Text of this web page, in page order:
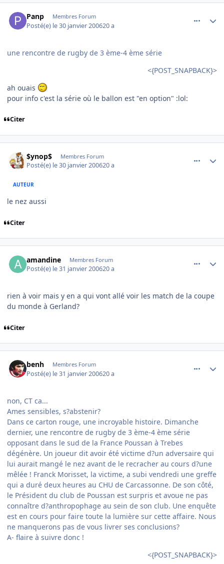
Panp Membres Forum
Posté(e) le 30 janvier 200620 a
une rencontre de rugby de 3 ème-4 ème série
<{POST_SNAPBACK}>
ah ouais
pour info c'est la série où le ballon est "en option" :lol:
Citer
$ynop$ Membres Forum
Posté(e) le 30 janvier 200620 a
AUTEUR
le nez aussi
Citer
amandine Membres Forum
Posté(e) le 31 janvier 200620 a
rien à voir mais y en a qui vont allé voir les match de la coupe
du monde à Gerland?
Citer
benh Membres Forum
Posté(e) le 31 janvier 200620 a
non, CT ca...
Ames sensibles, s?abstenir?
Dans ce carton rouge, une incroyable histoire. Dimanche
dernier, une rencontre de rugby de 3 ème-4 ème série
opposant dans le sud de la France Poussan à Trebes
dégénère. Un joueur dit avoir été victime d?un adversaire qui
lui aurait mangé le nez avant de le recracher au cours d?une
mêlée ! Franck Morisset, la victime, a subi vendredi une greffe
qui a duré deux heures au CHU de Carcassonne. De son côté,
le Président du club de Poussan est surpris et avoue ne pas
connaître d?anthropophage au sein de son club. Une enquête
est en cours pour faire toute la lumière sur cette affaire. Nous
ne manquerons pas de vous livrer ses conclusions?
A- flaire à suivre donc !
<{POST_SNAPBACK}>